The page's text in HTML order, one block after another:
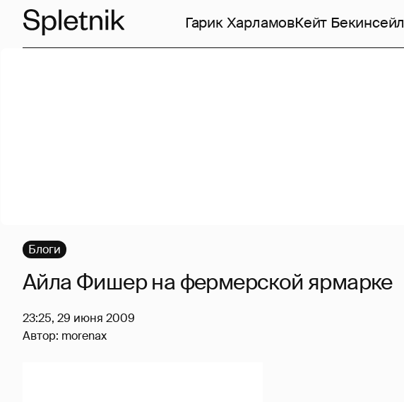
Гарик ХарламовКейт Бекинсейл
Блоги
Айла Фишер на фермерской ярмарке
23:25, 29 июня 2009
Автор: morenax